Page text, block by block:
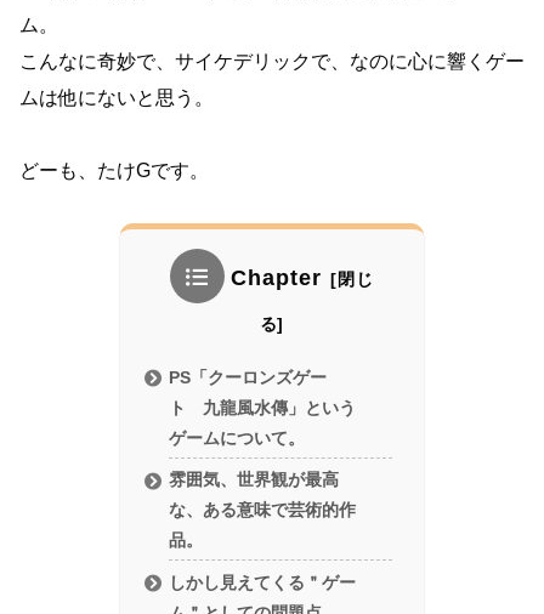
ム。
こんなに奇妙で、サイケデリックで、なのに心に響くゲー
ムは他にないと思う。
どーも、たけGです。
Chapter
PS「クーロンズゲー
ト 九龍風水傳」という
ゲームについて。
雰囲気、世界観が最高
な、ある意味で芸術的作
品。
しかし見えてくる＂ゲー